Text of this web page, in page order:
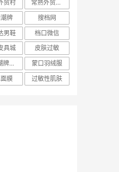
贸村
常熟外贸村货源
牌
搜档网
男鞋
档口微信
具城
皮肤过敏
苏州潮牌货源
蒙口羽绒服
膜 过敏性肌肤